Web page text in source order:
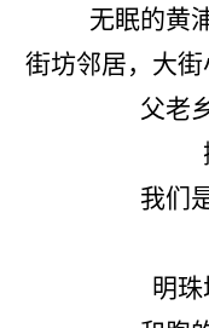
无眠的黄
街坊邻居，大
父老
我们
明